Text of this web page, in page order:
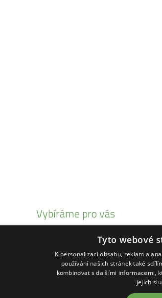
Vybíráme pro vás
Malotratory Vari Honda
Kuchyňské potřeby Status
Sekačky robotické
Motorové pily Stihl
Tyto webové
K personalizaci obsahu, reklam a
používání našich stránek také
kombinovat s dalšími informacemi,
jejich